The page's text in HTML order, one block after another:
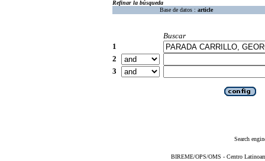
Refinar la búsqueda
Base de datos : article
Buscar
1
2
3
Search
BIREME/OPS/OMS - Centro